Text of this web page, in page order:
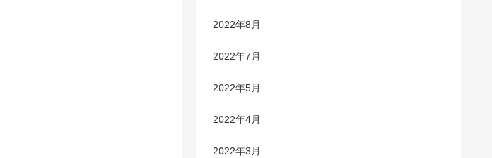
2022年8月
2022年7月
2022年5月
2022年4月
2022年3月